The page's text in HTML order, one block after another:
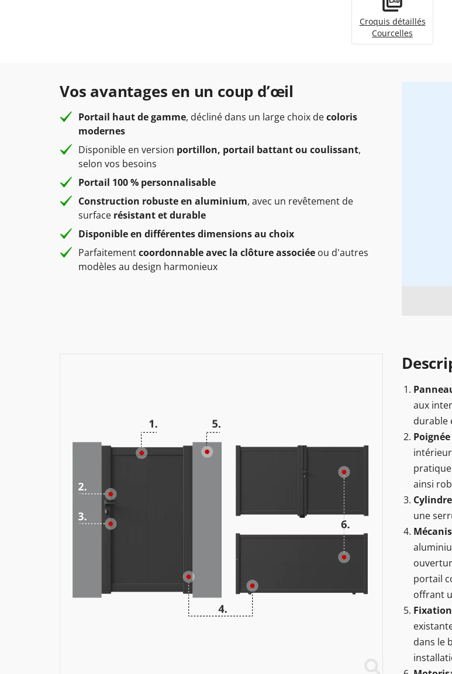
Croquis détaillés
Courcelles
Vos avantages en un coup d’œil
Portail haut de gamme, décliné dans un large choix decoloris
modernes
Disponible en version portillon, portail battant ou coulissant,
selon vos besoins
Portail 100 % personnalisable
Construction robuste en aluminium, avec un revêtement de
surface résistant et durable
Disponible en différentes dimensions au choix
Parfaitementcoordonnable avec la clôture associée ou d'autres
modèles au design harmonieux
aux
durable
Poignée
ainsi
Cylindre
une
portail
offrant
Fixation
dans le